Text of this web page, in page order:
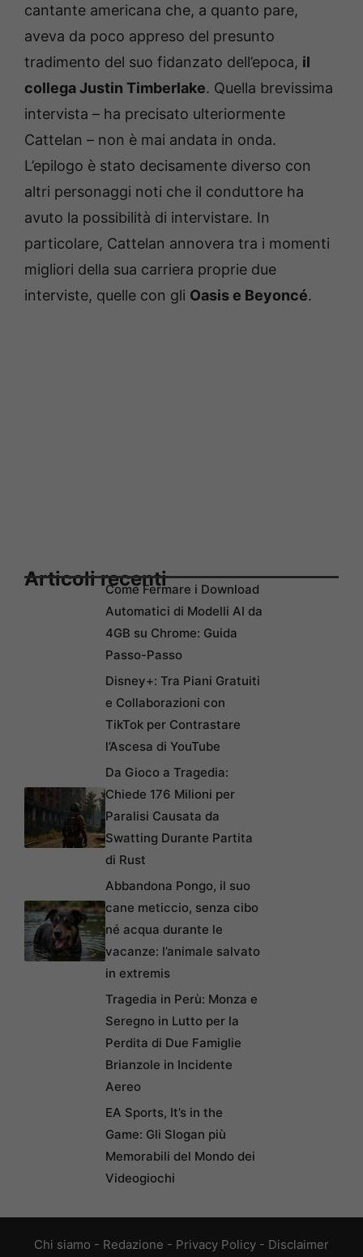
cantante americana che, a quanto pare,
aveva da poco appreso del presunto
tradimento del suo fidanzato dell’epoca, il
collega Justin Timberlake. Quella brevissima
intervista – ha precisato ulteriormente
Cattelan – non è mai andata in onda.
L’epilogo è stato decisamente diverso con
altri personaggi noti che il conduttore ha
avuto la possibilità di intervistare. In
particolare, Cattelan annovera tra i momenti
migliori della sua carriera proprie due
interviste, quelle con gli Oasis e Beyoncé.
Articoli recentiCome Fermare i Download
Automatici di Modelli AI da
4GB su Chrome: Guida
Passo-Passo
Disney+: Tra Piani Gratuiti
e Collaborazioni con
TikTok per Contrastare
l’Ascesa di YouTube
Da Gioco a Tragedia:
Chiede 176 Milioni per
Paralisi Causata da
Swatting Durante Partita
di Rust
Abbandona Pongo, il suo
cane meticcio, senza cibo
né acqua durante le
vacanze: l’animale salvato
in extremis
Tragedia in Perù: Monza e
Seregno in Lutto per la
Perdita di Due Famiglie
Brianzole in Incidente
Aereo
EA Sports, It’s in the
Game: Gli Slogan più
Memorabili del Mondo dei
Videogiochi
Chi siamo - Redazione - Privacy Policy - Disclaimer